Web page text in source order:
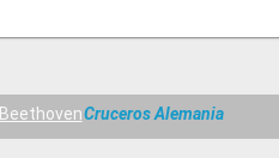
BeethovenCruceros Alemania